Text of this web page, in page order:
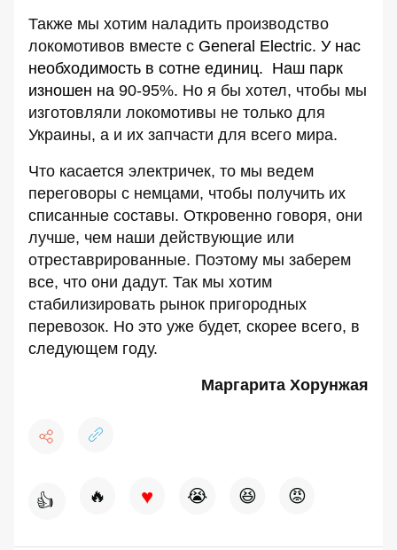
Также мы хотим наладить производство
локомотивов вместе с General Electric. У нас
необходимость в сотне единиц. Наш парк
изношен на 90-95%. Но я бы хотел, чтобы мы
изготовляли локомотивы не только для
Украины, а и их запчасти для всего мира.
Что касается электричек, то мы ведем
переговоры с немцами, чтобы получить их
списанные составы. Откровенно говоря, они
лучше, чем наши действующие или
отреставрированные. Поэтому мы заберем
все, что они дадут. Так мы хотим
стабилизировать рынок пригородных
перевозок. Но это уже будет, скорее всего, в
следующем году.
Маргарита Хорунжая
👍 🔥 ♥ 😭 😆 😡